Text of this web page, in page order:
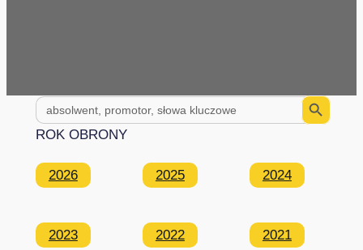
Search
for:
Search Button
ROK OBRONY
2026 2025 2024
2023 2022 2021